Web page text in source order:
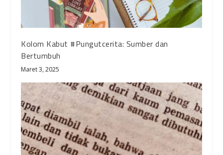
Kolom Kabut #Pungutcerita: Sumber dan
Bertumbuh
Maret 3, 2025